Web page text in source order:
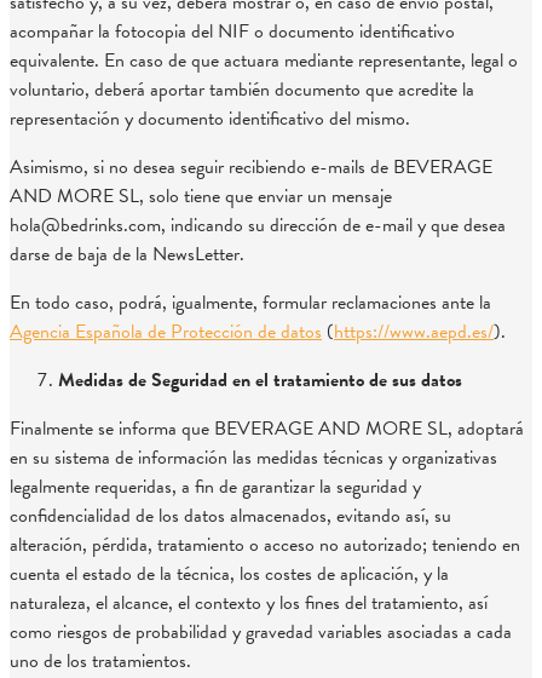
acompañar la fotocopia del NIF o documento identificativo
equivalente. En caso de que actuara mediante representante, legal o
voluntario, deberá aportar también documento que acredite la
representación y documento identificativo del mismo.
Asimismo, si no desea seguir recibiendo e-mails de BEVERAGE
AND MORE SL, solo tiene que enviar un mensaje
hola@bedrinks.com, indicando su dirección de e-mail y que desea
darse de baja de la NewsLetter.
En todo caso, podrá, igualmente, formular reclamaciones ante la
Agencia Española de Protección de datos (https://www.aepd.es/).
Medidas de Seguridad en el tratamiento de sus datos
Finalmente se informa que BEVERAGE AND MORE SL, adoptará
en su sistema de información las medidas técnicas y organizativas
legalmente requeridas, a fin de garantizar la seguridad y
confidencialidad de los datos almacenados, evitando así, su
alteración, pérdida, tratamiento o acceso no autorizado; teniendo en
cuenta el estado de la técnica, los costes de aplicación, y la
naturaleza, el alcance, el contexto y los fines del tratamiento, así
como riesgos de probabilidad y gravedad variables asociadas a cada
uno de los tratamientos.